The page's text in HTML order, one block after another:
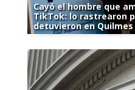
Cayó el hombre que
TikTok: lo rastrearon
detuvieron en Quilmes